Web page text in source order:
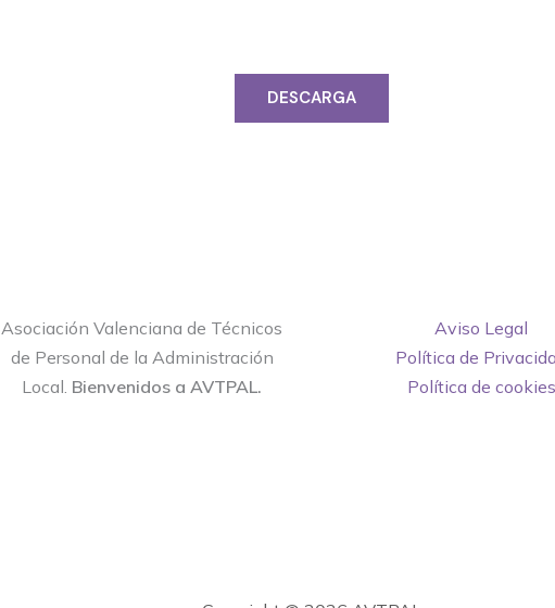
DESCARGA
Asociación Valenciana de Técnicos
de Personal de la Administración
Local. Bienvenidos a AVTPAL.
Aviso Legal
Política de
Política de cookies